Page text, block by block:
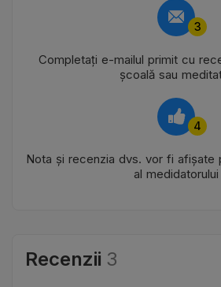
3
Completați e-mailul primit cu
școală sau
4
Nota și recenzia dvs. vor fi afișate
al medidatorului
Recenzii 3